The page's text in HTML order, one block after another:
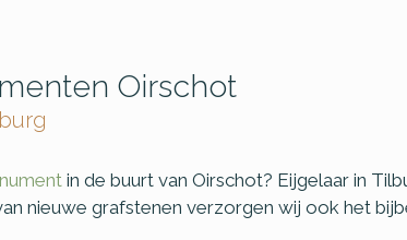
Oirschot
in de buurt van Oirschot? Eijgelaar in
nieuwe grafstenen verzorgen wij ook het